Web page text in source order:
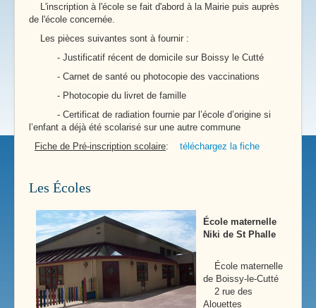
L'inscription à l'école se fait d'abord à la Mairie puis auprès
de l'école concernée.
Les pièces suivantes sont à fournir :
- Justificatif récent de domicile sur Boissy le Cutté
- Carnet de santé ou photocopie des vaccinations
- Photocopie du livret de famille
- Certificat de radiation fournie par l’école d’origine si
l’enfant a déjà été scolarisé sur une autre commune
Fiche de Pré-inscription scolaire: téléchargez la fiche
Les Écoles
École maternelle
Niki de St Phalle
École maternelle
de Boissy-le-Cutté
2 rue des
Alouettes